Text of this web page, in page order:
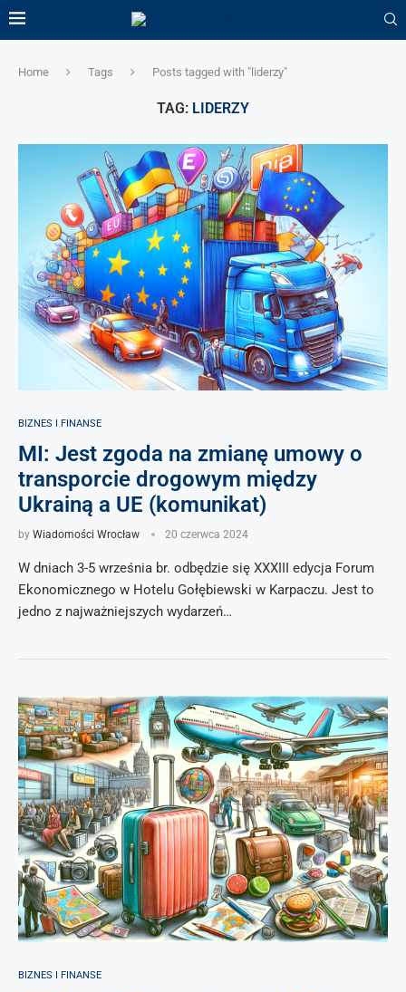
Home Tags Posts tagged with "liderzy"
TAG: LIDERZY
BIZNES I FINANSE
MI: Jest zgoda na zmianę umowy o
transporcie drogowym między
Ukrainą a UE (komunikat)
by Wiadomości Wrocław 20 czerwca 2024
W dniach 3-5 września br. odbędzie się XXXIII edycja Forum
Ekonomicznego w Hotelu Gołębiewski w Karpaczu. Jest to
jedno z najważniejszych wydarzeń…
BIZNES I FINANSE